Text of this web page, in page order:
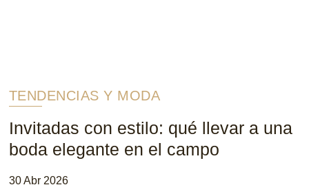
TENDENCIAS Y MODA
Invitadas con estilo: qué llevar a una
boda elegante en el campo
30 Abr 2026